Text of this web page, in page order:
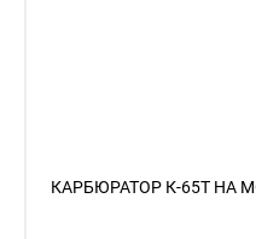
КАРБЮРАТОР К-65Т НА